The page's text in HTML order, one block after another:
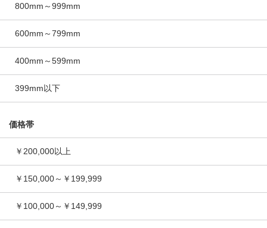
800mm～999mm
600mm～799mm
400mm～599mm
399mm以下
価格帯
￥200,000以上
￥150,000～￥199,999
￥100,000～￥149,999